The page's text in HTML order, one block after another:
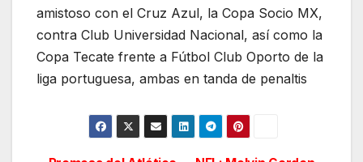
amistoso con el Cruz Azul, la Copa Socio MX,
contra Club Universidad Nacional, así como la
Copa Tecate frente a Fútbol Club Oporto de la
liga portuguesa, ambas en tanda de penaltis